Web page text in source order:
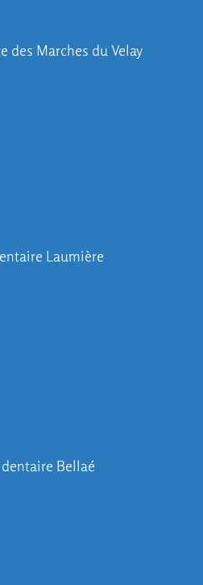
des Marches du Velay
Laumière
Bellaé